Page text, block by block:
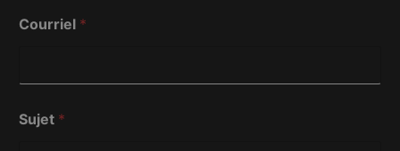
jCourriel *
Sujet *